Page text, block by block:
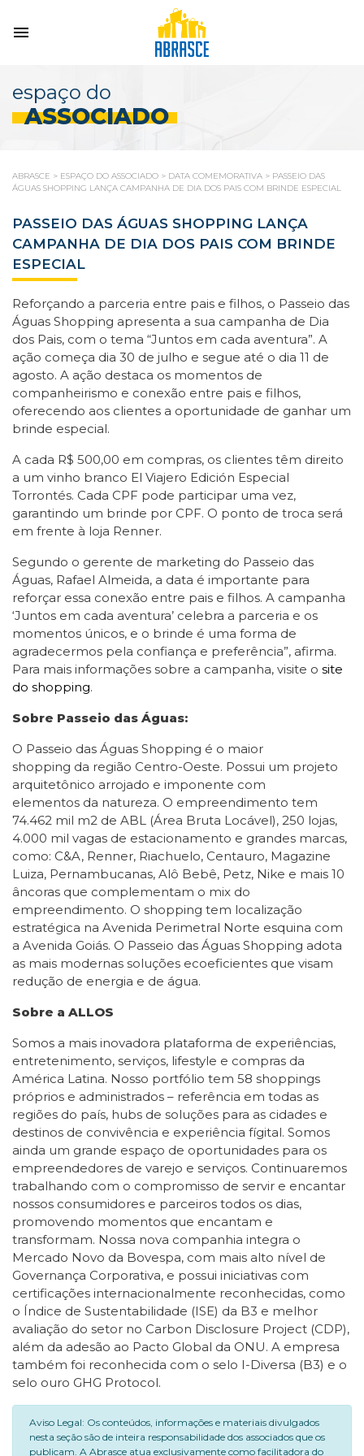
espaço do
ASSOCIADO
ABRASCE > ESPAÇO DO ASSOCIADO > DATA COMEMORATIVA > PASSEIO DAS
ÁGUAS SHOPPING LANÇA CAMPANHA DE DIA DOS PAIS COM BRINDE ESPECIAL
PASSEIO DAS ÁGUAS SHOPPING LANÇA
CAMPANHA DE DIA DOS PAIS COM BRINDE
ESPECIAL
Reforçando a parceria entre pais e filhos, o Passeio das
Águas Shopping apresenta a sua campanha de Dia
dos Pais, com o tema “Juntos em cada aventura”. A
ação começa dia 30 de julho e segue até o dia 11 de
agosto. A ação destaca os momentos de
companheirismo e conexão entre pais e filhos,
oferecendo aos clientes a oportunidade de ganhar um
brinde especial.
A cada R$ 500,00 em compras, os clientes têm direito
a um vinho branco El Viajero Edición Especial
Torrontés. Cada CPF pode participar uma vez,
garantindo um brinde por CPF. O ponto de troca será
em frente à loja Renner.
Segundo o gerente de marketing do Passeio das
Águas, Rafael Almeida, a data é importante para
reforçar essa conexão entre pais e filhos. A campanha
‘Juntos em cada aventura’ celebra a parceria e os
momentos únicos, e o brinde é uma forma de
agradecermos pela confiança e preferência”, afirma.
Para mais informações sobre a campanha, visite o site
do shopping.
Sobre Passeio das Águas:
O Passeio das Águas Shopping é o maior
shopping da região Centro-Oeste. Possui um projeto
arquitetônico arrojado e imponente com
elementos da natureza. O empreendimento tem
74.462 mil m2 de ABL (Área Bruta Locável), 250 lojas,
4.000 mil vagas de estacionamento e grandes marcas,
como: C&A, Renner, Riachuelo, Centauro, Magazine
Luiza, Pernambucanas, Alô Bebê, Petz, Nike e mais 10
âncoras que complementam o mix do
empreendimento. O shopping tem localização
estratégica na Avenida Perimetral Norte esquina com
a Avenida Goiás. O Passeio das Águas Shopping adota
as mais modernas soluções ecoeficientes que visam
redução de energia e de água.
Sobre a ALLOS
Somos a mais inovadora plataforma de experiências,
entretenimento, serviços, lifestyle e compras da
América Latina. Nosso portfólio tem 58 shoppings
próprios e administrados – referência em todas as
regiões do país, hubs de soluções para as cidades e
destinos de convivência e experiência fígital. Somos
ainda um grande espaço de oportunidades para os
empreendedores de varejo e serviços. Continuaremos
trabalhando com o compromisso de servir e encantar
nossos consumidores e parceiros todos os dias,
promovendo momentos que encantam e
transformam. Nossa nova companhia integra o
Mercado Novo da Bovespa, com mais alto nível de
Governança Corporativa, e possui iniciativas com
certificações internacionalmente reconhecidas, como
o Índice de Sustentabilidade (ISE) da B3 e melhor
avaliação do setor no Carbon Disclosure Project (CDP),
além da adesão ao Pacto Global da ONU. A empresa
também foi reconhecida com o selo I-Diversa (B3) e o
selo ouro GHG Protocol.
Aviso Legal: Os conteúdos, informações e materiais divulgados
nesta seção são de inteira responsabilidade dos associados que os
publicam. A Abrasce atua exclusivamente como facilitadora do